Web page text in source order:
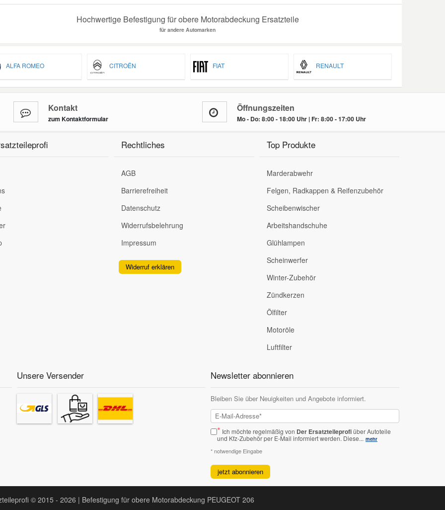
Hochwertige Befestigung für obere Motorabdeckung Ersatzteile
für andere Automarken
ALFA ROMEO CITROËN FIAT RENAULT
Kontakt
zum Kontaktformular
Öffnungszeiten
Mo - Do: 8:00 - 18:00 Uhr | Fr: 8:00 - 17:00 Uhr
Rechtliches
AGB
Barrierefreiheit
Datenschutz
Widerrufsbelehrung
Impressum
Widerruf erklären
Top Produkte
Marderabwehr
Felgen, Radkappen & Reifenzubehör
Scheibenwischer
Arbeitshandschuhe
Glühlampen
Scheinwerfer
Winter-Zubehör
Zündkerzen
Ölfilter
Motoröle
Luftfilter
Unsere Versender Newsletter abonnieren
Bleiben Sie über Neuigkeiten und Angebote informiert.
* Ich möchte regelmäßig von Der Ersatzteileprofiüber Autoteile
und Kfz-Zubehör per E-Mail informiert werden. Diese... mehr
* notwendige Eingabe
jetzt abonnieren
© 2015 - 2026 | Befestigung für obere Motorabdeckung PEUGEOT 206